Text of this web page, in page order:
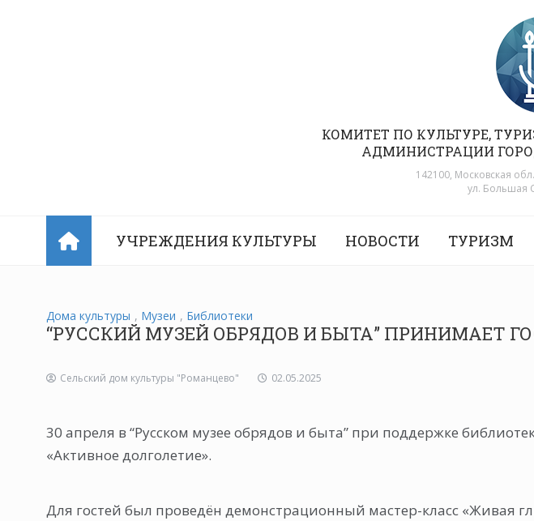
КОМИТЕТ ПО КУЛЬТУРЕ,
АДМИНИСТРАЦИИ
142100, Московская
ул. Большая
УЧРЕЖДЕНИЯ КУЛЬТУРЫ НОВОСТИ ТУРИЗМ
Дома культуры , Музеи , Библиотеки
“РУССКИЙ МУЗЕЙ ОБРЯДОВ И БЫТА” ПРИНИМАЕТ
Сельский дом культуры "Романцево" 02.05.2025
30 апреля в “Русском музее обрядов и быта” при поддержке
«Активное долголетие».
Для гостей был проведён демонстрационный мастер-класс «Живая